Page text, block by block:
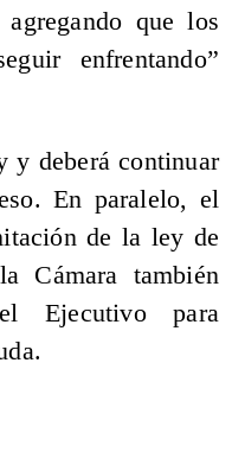
que los
enfrentando”
y deberá continuar
En paralelo, el
de la ley de
Cámara también
Ejecutivo para